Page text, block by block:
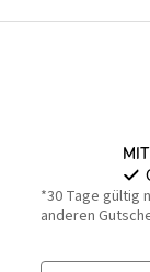
*30 Tage gültig
anderen